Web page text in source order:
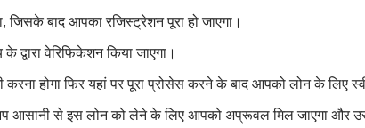
बाद आपका रजिस्ट्रेशन पूरा हो जाएगा।
वेरिफिकेशन किया जाएगा।
होगा फिर यहां पर पूरा प्रोसेस करने के बाद आपको लोन के लिए
आसानी से इस लोन को लेने के लिए आपको अप्रूवल मिल जाएगा और